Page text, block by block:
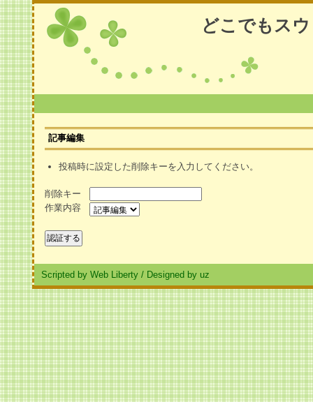
どこでもス
記事編集
投稿時に設定した削除キーを入力してください。
削除キー
作業内容
Scripted by Web Liberty / Designed by uz